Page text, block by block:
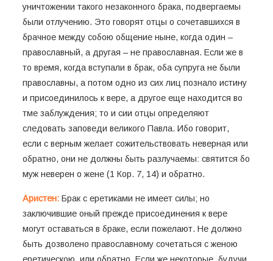
уничтожении такого незаконного брака, подвергаемы
были отлучению. Это говорят отцы о сочетавшихся в
брачное между собою общение ныне, когда один –
православный, а другая – не православная. Если же в
то время, когда вступали в брак, оба супруга не были
православны, а потом одно из сих лиц познало истину
и присоединилось к вере, а другое еще находится во
тме заблуждения; то и сии отцы определяют
следовать заповеди великого Павла. Ибо говорит,
если с верным желает сожительствовать неверная или
обратно, они не должны быть разлучаемы: святится бо
муж неверен о жене (1 Кор. 7, 14) и обратно.
Аристен:Брак с еретиками не имеет силы; но
заключившие оный прежде присоединения к вере
могут оставаться в браке, если пожелают. Не должно
быть дозволено православному сочетаться с женою
еретическою, или обратно. Если же некоторые, будучи